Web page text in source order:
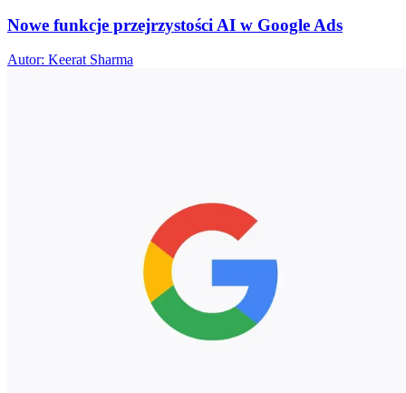
Nowe funkcje przejrzystości AI w Google Ads
Autor: Keerat Sharma